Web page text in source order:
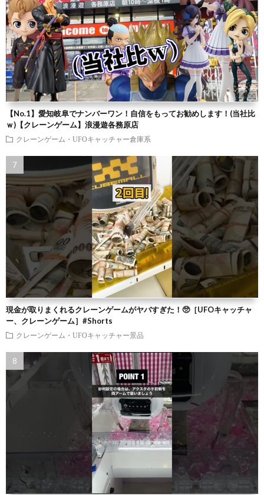
【No.1】愛知岐阜でナンバーワン！自信をもってお勧めします！(当社比
ｗ)【クレーンゲーム】浪漫遊各務原店
クレーンゲーム・UFOキャッチャー倉庫系
現金が取りまくれるクレーンゲームがヤバすぎた！🥺［UFOキャッチャ
ー、クレーンゲーム］#Shorts
クレーンゲーム・UFOキャッチャー景品